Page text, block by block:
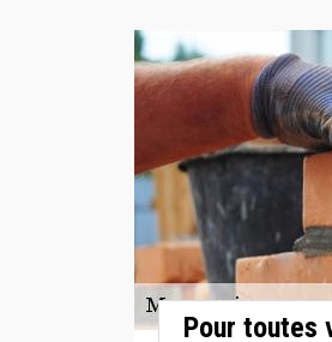
Pour toutes